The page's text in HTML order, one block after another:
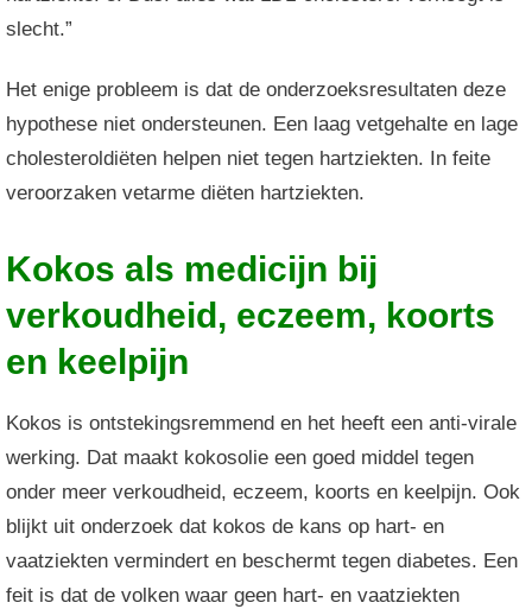
slecht.”
Het enige probleem is dat de onderzoeksresultaten deze
hypothese niet ondersteunen. Een laag vetgehalte en lage
cholesteroldiëten helpen niet tegen hartziekten. In feite
veroorzaken vetarme diëten hartziekten.
Kokos als medicijn bij
verkoudheid, eczeem, koorts
en keelpijn
Kokos is ontstekingsremmend en het heeft een anti-virale
werking. Dat maakt kokosolie een goed middel tegen
onder meer verkoudheid, eczeem, koorts en keelpijn. Ook
blijkt uit onderzoek dat kokos de kans op hart- en
vaatziekten vermindert en beschermt tegen diabetes. Een
feit is dat de volken waar geen hart- en vaatziekten